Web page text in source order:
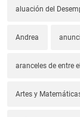
aluación del
Andrea
aranceles de entre
Artes y